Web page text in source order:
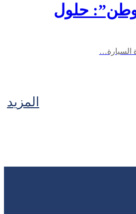
حلول
المزيد